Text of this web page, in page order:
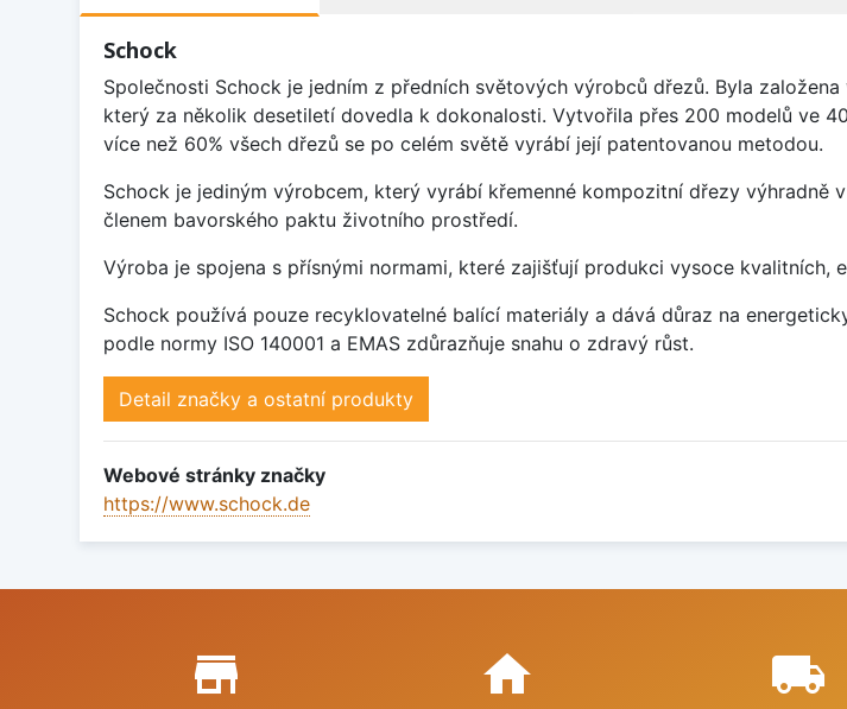
Schock
Společnosti Schock je jedním z předních světových výrobců dřezů. Byla
který za několik desetiletí dovedla k dokonalosti. Vytvořila přes 200 modelů ve
více než 60% všech dřezů se po celém světě vyrábí její patentovanou metodou.
Schock je jediným výrobcem, který vyrábí křemenné kompozitní dřezy
členem bavorského paktu životního prostředí.
Výroba je spojena s přísnými normami, které zajišťují produkci vysoce kvalitních,
Schock používá pouze recyklovatelné balící materiály a dává důraz na
podle normy ISO 140001 a EMAS zdůrazňuje snahu o zdravý růst.
Detail značky a ostatní produkty
Webové stránky značky
https://www.schock.de
Proč nakupovat u nás?
store_mall_directory home local_shipping